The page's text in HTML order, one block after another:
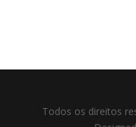
Todos os direitos